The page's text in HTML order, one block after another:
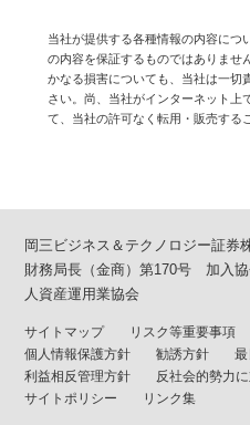
当社が提供する各種情報の内容につ
の内容を保証するものではありませ
かなる損害についても、当社は一切
さい。尚、当社がインターネット上
て、当社の許可なく転用・販売する
岡三ビジネス＆テクノロジー証
財務局長（金商）第170号 加入
人資産運用業協会
サイトマップ リスク等重要事項
個人情報保護方針
勧誘方針
利益相反管理方針
反社会的勢力
サイトポリシー
リンク集